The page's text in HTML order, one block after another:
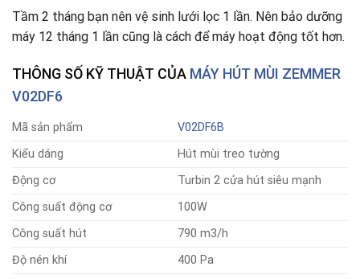
Tầm 2 tháng bạn nên vệ sinh lưới lọc 1 lần. Nên bảo dưỡng
máy 12 tháng 1 lần cũng là cách để máy hoạt động tốt hơn.
THÔNG SỐ KỸ THUẬT CỦA MÁY HÚT MÙI ZEMMER
V02DF6
Mã sản phẩm
V02DF6B
Kiểu dáng
Hút mùi treo tường
Động cơ
Turbin 2 cửa hút siêu mạnh
Công suất động cơ
100W
Công suất hút
790 m3/h
Độ nén khí
400 Pa